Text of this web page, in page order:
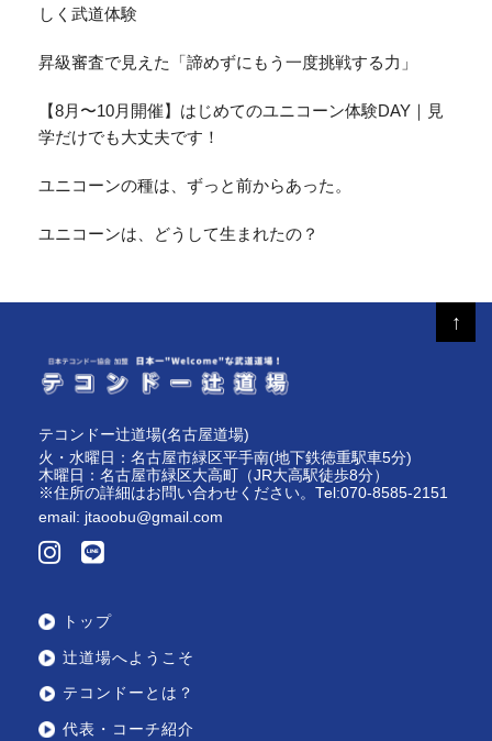
しく武道体験
昇級審査で見えた「諦めずにもう一度挑戦する力」
【8月〜10月開催】はじめてのユニコーン体験DAY｜見
学だけでも大丈夫です！
ユニコーンの種は、ずっと前からあった。
ユニコーンは、どうして生まれたの？
テコンドー辻道場(名古屋道場)
火・水曜日：名古屋市緑区平手南(地下鉄徳重駅車5分)
木曜日：名古屋市緑区大高町（JR大高駅徒歩8分）
※住所の詳細はお問い合わせください。Tel:070-8585-2151
email: jtaoobu@gmail.com
トップ
辻道場へようこそ
テコンドーとは？
代表・コーチ紹介
↑